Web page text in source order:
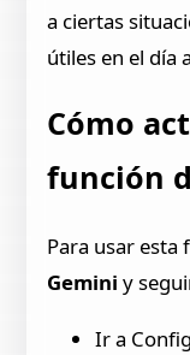
a ciertas
útiles en el día
Cómo
función
Para usar esta
Geminiy
Ir a